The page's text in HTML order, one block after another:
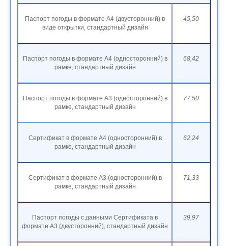
Паспорт погоды в формате А4 (двусторонний) в
виде открытки, стандартный дизайн
45,50
Паспорт погоды в формате А4 (односторонний) в
рамке, стандартный дизайн
68,42
Паспорт погоды в формате А3 (односторонний) в
рамке, стандартный дизайн
77,50
Сертификат в формате А4 (односторонний) в
рамке, стандартный дизайн
62,24
Сертификат в формате А3 (односторонний) в
рамке, стандартный дизайн
71,33
Паспорт погоды с данными Сертификата в
формате А3 (двусторонний), стандартный дизайн
39,97